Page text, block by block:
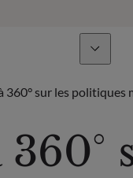
360° sur les politiques
360°